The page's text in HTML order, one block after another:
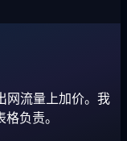
网流量上加价。我
负责。